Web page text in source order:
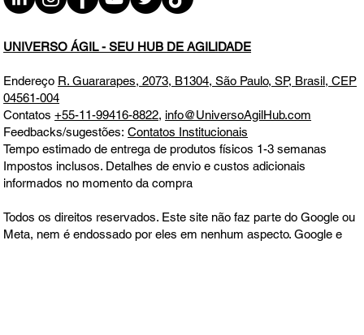
UNIVERSO ÁGIL - SEU HUB DE AGILIDADE
EndereçoR. Guararapes, 2073, B1304, São Paulo, SP, Brasil, CEP
04561-004
Contatos +55-11-99416-8822,info@UniversoAgilHub.com
Feedbacks/sugestões:Contatos Institucionais
Impostos inclusos. Detalhes de envio e custos adicionais
informados no momento da compra